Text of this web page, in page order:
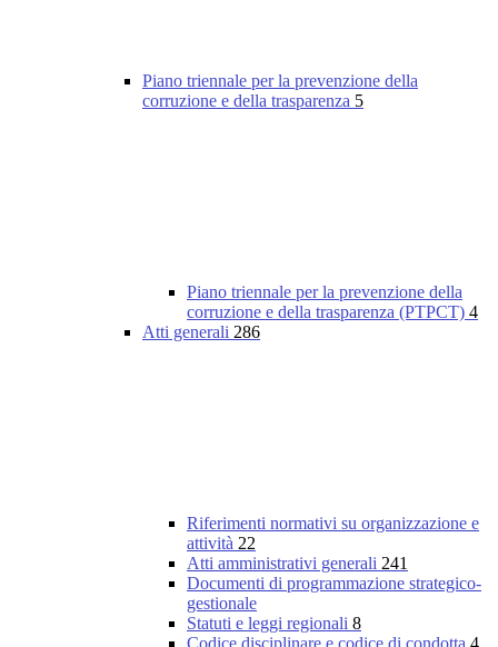
Piano triennale per la prevenzione della
corruzione e della trasparenza 5
Piano triennale per la prevenzione della
corruzione e della trasparenza (PTPCT) 4
Atti generali 286
Riferimenti normativi su organizzazione e
attività 22
Atti amministrativi generali 241
Documenti di programmazione strategico-
gestionale
Statuti e leggi regionali 8